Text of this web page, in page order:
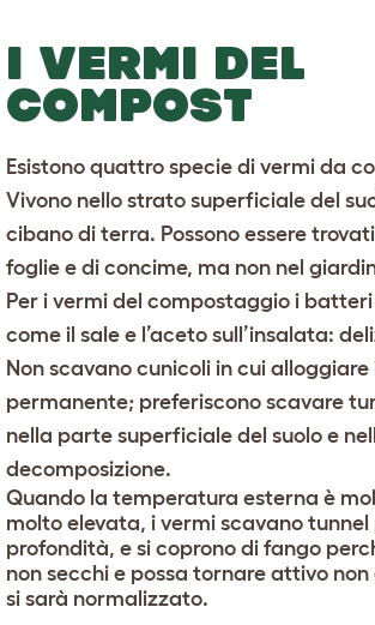
I VERMI DEL
COMPOST
Esistono quattro specie di vermi da
Vivono nello strato superficiale del
cibano di terra. Possono essere
foglie e di concime, ma non nel
Per i vermi del compostaggio i
come il sale e l’aceto sull’insalata:
Non scavano cunicoli in cui
permanente; preferiscono scavare
nella parte superficiale del suolo e
decomposizione.
Quando la temperatura esterna è
molto elevata, i vermi scavano tunnel
profondità, e si coprono di fango
non secchi e possa tornare attivo
si sarà normalizzato.